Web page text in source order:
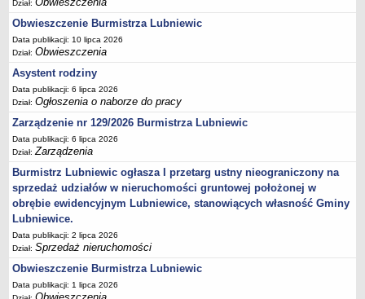
Budżet obywatelski
Majątek jednostek podległych
Koszt wychowania przedszkolnego
Stawki czynszów najmu lokali mieszkalnych
PRZETARGI
Zamówienia publiczne
Sprzedaż mienia
Sprzedaż nieruchomości
Zapytania ofertowe
Plan zamówień publicznych
PRAWO LOKALNE
Statut
Uchwały Rady Miejskiej
Zarządzenia Burmistrza
Dział:
Obwieszczenie Burmistrza Lubniewic
Data publikacji: 10 lipca 2026
Dział:Obwieszczenia
Asystent rodziny
Data publikacji: 6 lipca 2026
Dział:Ogłoszenia o naborze do pracy
Zarządzenie nr 129/2026 Burmistrza Lubniewic
Data publikacji: 6 lipca 2026
Dział:Zarządzenia
Burmistrz Lubniewic ogłasza I przetarg ustny nieograniczony na
sprzedaż udziałów w nieruchomości gruntowej położonej w
obrębie ewidencyjnym Lubniewice, stanowiących własność Gminy
Lubniewice.
Data publikacji: 2 lipca 2026
Dział:Sprzedaż nieruchomości
Obwieszczenie Burmistrza Lubniewic
Data publikacji: 1 lipca 2026